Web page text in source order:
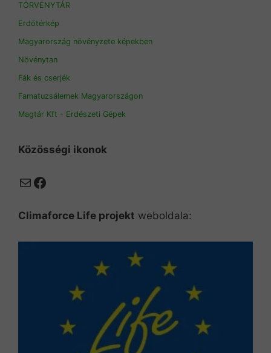
TÖRVÉNYTÁR
Erdőtérkép
Magyarország növényzete képekben
Növénytan
Fák és cserjék
Famatuzsálemek Magyarországon
Magtár Kft - Erdészeti Gépek
Közösségi ikonok
MailFacebook
Climaforce Life projekt weboldala: